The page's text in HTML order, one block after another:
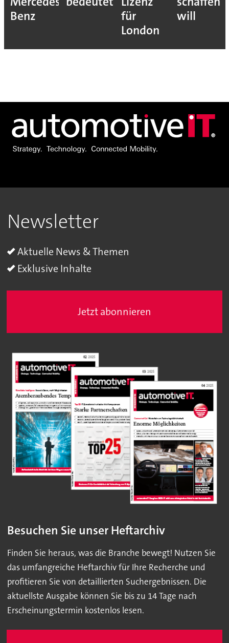
Benz
für
London
will
Newsletter
Aktuelle News & Themen
Exklusive Inhalte
Jetzt abonnieren
Besuchen Sie unser Heftarchiv
Finden Sie heraus, was die Branche bewegt! Nutzen Sie
das umfangreiche Heftarchiv für Ihre Recherche und
profitieren Sie von detaillierten Suchergebnissen. Die
aktuellste Ausgabe können Sie bis zu 14 Tage nach
Erscheinungstermin kostenlos lesen.